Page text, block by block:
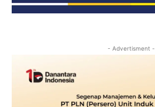
- Advertisment -